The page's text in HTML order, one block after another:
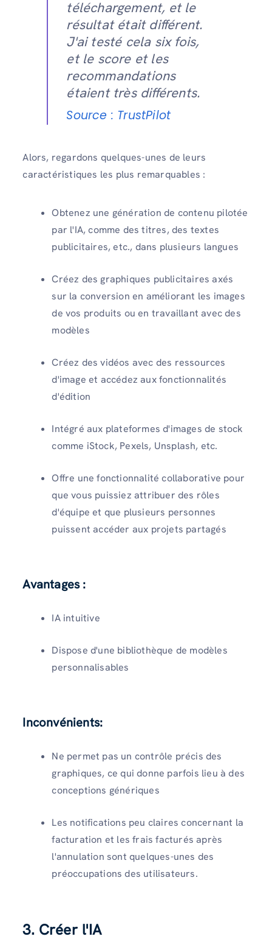
téléchargement, et le
résultat était différent.
J'ai testé cela six fois,
et le score et les
recommandations
étaient très différents.
Source : TrustPilot
Alors, regardons quelques-unes de leurs
caractéristiques les plus remarquables :
Obtenez une génération de contenu pilotée
par l'IA, comme des titres, des textes
publicitaires, etc., dans plusieurs langues
Créez des graphiques publicitaires axés
sur la conversion en améliorant les images
de vos produits ou en travaillant avec des
modèles
Créez des vidéos avec des ressources
d'image et accédez aux fonctionnalités
d'édition
Intégré aux plateformes d'images de stock
comme iStock, Pexels, Unsplash, etc.
Offre une fonctionnalité collaborative pour
que vous puissiez attribuer des rôles
d'équipe et que plusieurs personnes
puissent accéder aux projets partagés
Avantages :
IA intuitive
Dispose d'une bibliothèque de modèles
personnalisables
Inconvénients:
Ne permet pas un contrôle précis des
graphiques, ce qui donne parfois lieu à des
conceptions génériques
Les notifications peu claires concernant la
facturation et les frais facturés après
l'annulation sont quelques-unes des
préoccupations des utilisateurs.
3. Créer l'IA